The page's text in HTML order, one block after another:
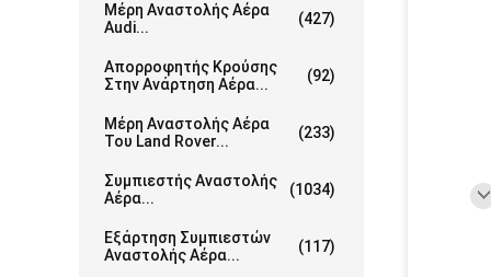
Μέρη Αναστολής Αέρα
Audi...
(427)
Απορροφητής Κρούσης
Στην Ανάρτηση Αέρα...
(92)
Μέρη Αναστολής Αέρα
Του Land Rover...
(233)
Συμπιεστής Αναστολής
Αέρα...
(1034)
Εξάρτηση Συμπιεστών
Αναστολής Αέρα...
(117)